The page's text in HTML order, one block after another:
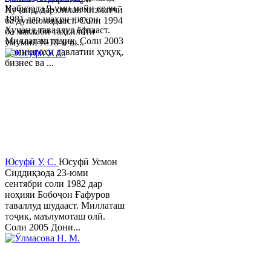
Набизода 9-уми майи соли
1981 дар шаҳри шаҳри
Хуҷанд таваллуд ёфтааст.
Миллаташ тоҷик. Соли 2003
Донишгоҳи давлатии ҳуқуқ,
бизнес ва ...
Хуҷанд, дар оилаи хизматчӣ
ба дунё омадааст. Соли 1994
ба мактаби таҳсилоти
умумии №18-и ш...
Юсуфӣ У. C. Юсуфӣ Усмон
Сиддиқзода 23-юми
сентябри соли 1982 дар
ноҳияи Бобоҷон Ғафуров
таваллуд шудааст. Миллаташ
тоҷик, маълумоташ олӣ.
Соли 2005 Дони...